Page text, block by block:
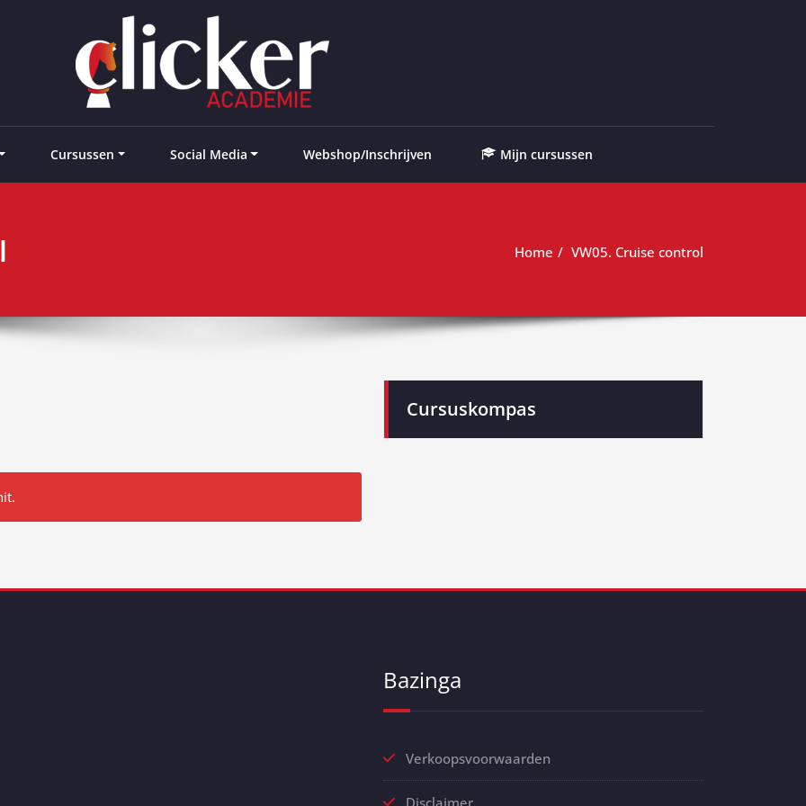
Cursussen Social Media Webshop/Inschrijven Mijn cursussen
Home VW05. Cruise control
Cursuskompas
Bazinga
Verkoopsvoorwaarden
Disclaimer